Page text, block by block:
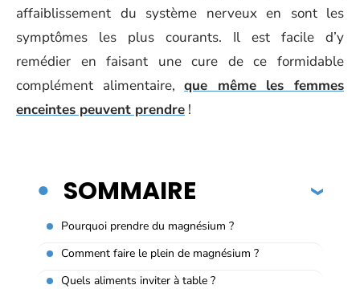
affaiblissement du système nerveux en sont les
symptômes les plus courants. Il est facile d’y
remédier en faisant une cure de ce formidable
complément alimentaire,que même les femmes
enceintes peuvent prendre !
SOMMAIRE
Pourquoi prendre du magnésium ?
Comment faire le plein de magnésium ?
Quels aliments inviter à table ?